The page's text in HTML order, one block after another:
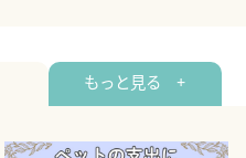
もっと見る +